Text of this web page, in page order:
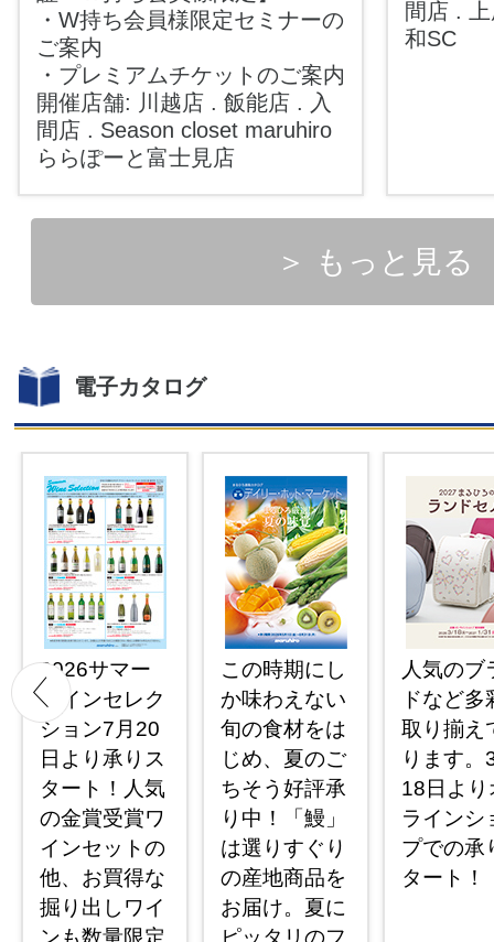
・W持ち会員様限定セミナーの
ご案内
・プレミアムチケットのご案内
開催店舗: 川越店 . 飯能店 . 入
間店 . Season closet maruhiro
ららぽーと富士見店
間店 .
和SC
＞ もっと見る
電子カタログ
2026サマー
ワインセレク
ション7月20
日より承りス
タート！人気
の金賞受賞ワ
インセットの
他、お買得な
掘り出しワイ
ンも数量限定
この時期にし
か味わえない
旬の食材をは
じめ、夏のご
ちそう好評承
り中！「鰻」
は選りすぐり
の産地商品を
お届け。夏に
ピッタリのフ
人気のブ
ドなど多
取り揃え
ります。
18日より
ラインシ
プでの承
タート！